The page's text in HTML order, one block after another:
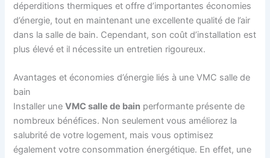
déperditions thermiques et offre d’importantes économies
d’énergie, tout en maintenant une excellente qualité de l’air
dans la salle de bain. Cependant, son coût d’installation est
plus élevé et il nécessite un entretien rigoureux.
Avantages et économies d’énergie liés à une VMC salle de
bain
Installer uneVMC salle de bain performante présente de
nombreux bénéfices. Non seulement vous améliorez la
salubrité de votre logement, mais vous optimisez
également votre consommation énergétique. En effet, une